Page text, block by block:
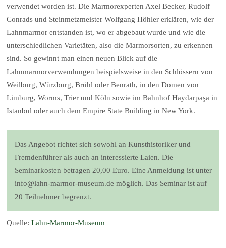
verwendet worden ist. Die Marmorexperten Axel Becker, Rudolf
Conrads und Steinmetzmeister Wolfgang Höhler erklären, wie der
Lahnmarmor entstanden ist, wo er abgebaut wurde und wie die
unterschiedlichen Varietäten, also die Marmorsorten, zu erkennen
sind. So gewinnt man einen neuen Blick auf die
Lahnmarmorverwendungen beispielsweise in den Schlössern von
Weilburg, Würzburg, Brühl oder Benrath, in den Domen von
Limburg, Worms, Trier und Köln sowie im Bahnhof Haydarpaşa in
Istanbul oder auch dem Empire State Building in New York.
Das Angebot richtet sich sowohl an Kunsthistoriker und
Fremdenführer als auch an interessierte Laien. Die
Seminarkosten betragen 20,00 Euro. Eine Anmeldung ist unter
info@lahn-marmor-museum.de möglich. Das Seminar ist auf
20 Teilnehmer begrenzt.
Quelle:Lahn-Marmor-Museum